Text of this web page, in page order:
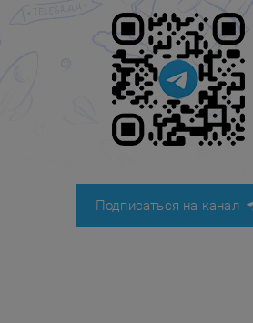
Подписаться на канал